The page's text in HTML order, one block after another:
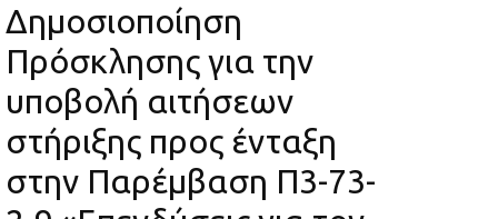
Δημοσιοποίηση
Πρόσκλησης για την
υποβολή αιτήσεων
στήριξης προς ένταξη
στην Παρέμβαση Π3-73-